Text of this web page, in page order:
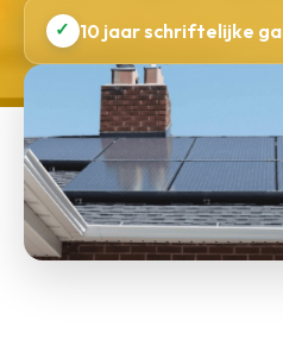
✓ 10 jaar schriftelijke